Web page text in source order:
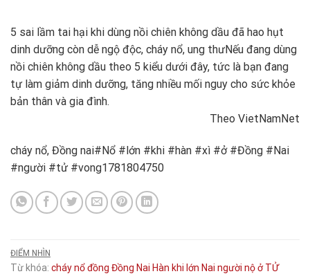
5 sai lầm tai hại khi dùng nồi chiên không dầu đã hao hụt
dinh dưỡng còn dễ ngộ độc, cháy nổ, ung thưNếu đang dùng
nồi chiên không dầu theo 5 kiểu dưới đây, tức là bạn đang
tự làm giảm dinh dưỡng, tăng nhiều mối nguy cho sức khỏe
bản thân và gia đình.
Theo VietNamNet
cháy nổ, Đồng nai#Nổ #lớn #khi #hàn #xì #ở #Đồng #Nai
#người #tử #vong1781804750
ĐIỂM NHÌN
Từ khóa: cháy nổđồng Đồng Nai Hàn khi lớn Nai người nộở TỬ